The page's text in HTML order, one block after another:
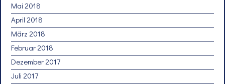
Mai 2018
April 2018
März 2018
Februar 2018
Dezember 2017
Juli 2017